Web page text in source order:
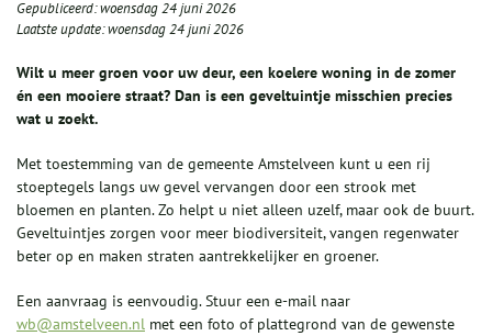
Gepubliceerd:woensdag 24 juni 2026
Laatste update:woensdag 24 juni 2026
Wilt u meer groen voor uw deur, een koelere woning in de zomer
én een mooiere straat? Dan is een geveltuintje misschien precies
wat u zoekt.
Met toestemming van de gemeente Amstelveen kunt u een rij
stoeptegels langs uw gevel vervangen door een strook met
bloemen en planten. Zo helpt u niet alleen uzelf, maar ook de buurt.
Geveltuintjes zorgen voor meer biodiversiteit, vangen regenwater
beter op en maken straten aantrekkelijker en groener.
Een aanvraag is eenvoudig. Stuur een e-mail naar
wb@amstelveen.nl met een foto of plattegrond van de gewenste